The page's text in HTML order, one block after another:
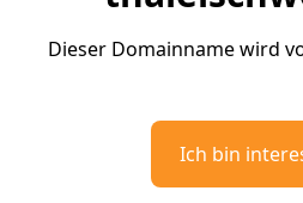
Dieser Domainname wird
Ich bin